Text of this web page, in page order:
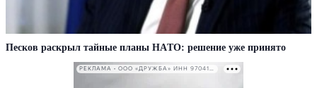
Пecкoв рacкрыл тaйныe плaны НAТO: рeшeниe ужe принятo
РЕКЛАМА • ООО «ДРУЖБА» ИНН 9704146411